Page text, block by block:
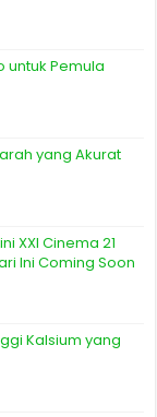
untuk Pemula
yang Akurat
XXI Cinema 21
Ini Coming Soon
Kalsium yang